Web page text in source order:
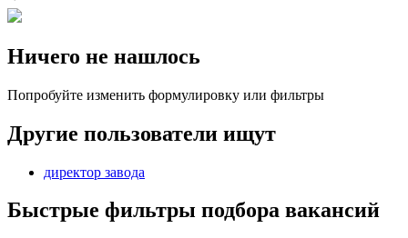
Ничего не нашлось
Попробуйте изменить формулировку или фильтры
Другие пользователи ищут
директор завода
Быстрые фильтры подбора вакансий